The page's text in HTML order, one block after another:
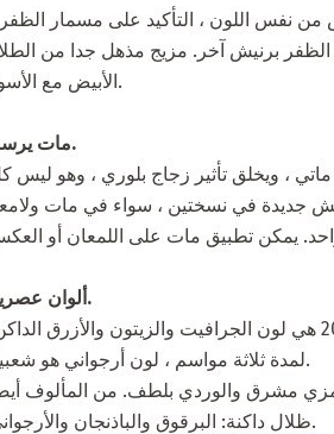
من نفس اللون ، التأكيد على مسمار
الظفر برنيش آخر. مزيج مذهل جدا من
الأبيض مع الأسود.
مات يرسم.
الشتاء مع الورنيش ماتي ، ويخلق تأثير زجاج بلوري ، وهو ليس
ألوان عصرية.
الاتجاهات الرئيسية في مانيكير المألوف في فصل الشتاء موسم خريف 2009-2010 هي لون الجرافيت والزيتون والأزرق
لمدة ثلاثة مواسم ، لون أرجواني هو شعبية.
مشرق والوردي بلطف. من المألوف
ظلال داكنة: البرقوق والباذنجان والأرجواني.